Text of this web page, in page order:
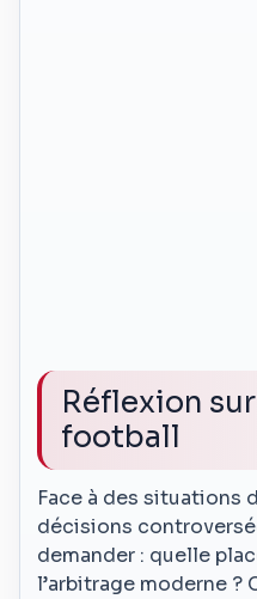
Réflexion
football
Face à des situations
décisions
demander : quelle
l’arbitrage moderne ?